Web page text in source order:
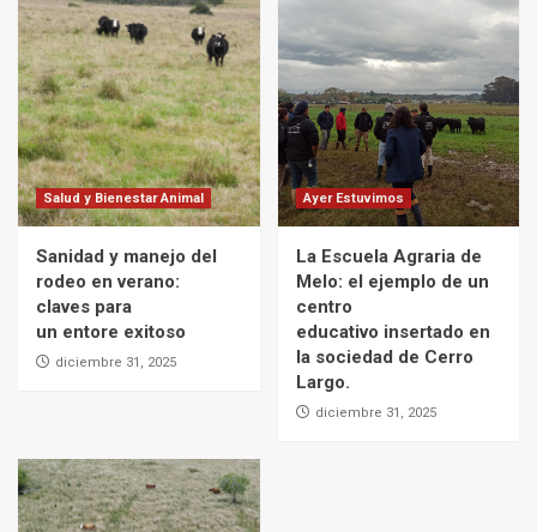
Salud y Bienestar Animal
Sanidad y manejo del
rodeo en verano:
claves para
un entore exitoso
diciembre 31, 2025
Ayer Estuvimos
La Escuela Agraria de
Melo: el ejemplo de un
centro
educativo insertado en
la sociedad de Cerro
Largo.
diciembre 31, 2025